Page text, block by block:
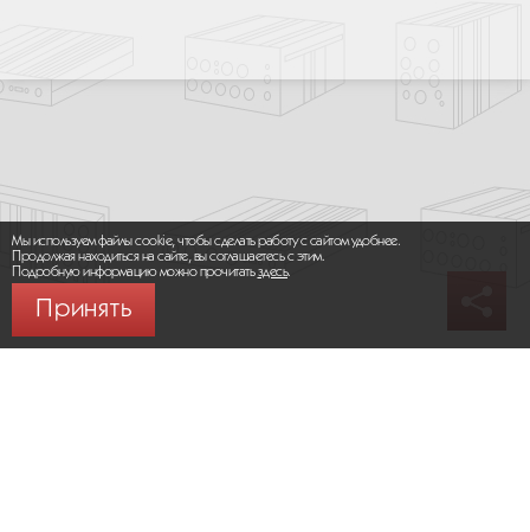
Мы используем файлы cookie, чтобы сделать работу с сайтом удобнее.
Продолжая находиться на сайте, вы соглашаетесь с этим.
Подробную информацию можно прочитатьздесь.
Принять